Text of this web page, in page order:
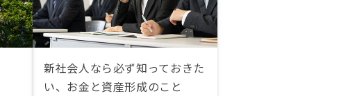
新社会人なら必ず知っておきた
い、お金と資産形成のこと